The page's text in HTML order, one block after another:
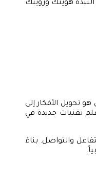
هويتك ورؤيتك
شغفي هو تحويل الأفكار إلى
تقنيات جديدة في
والتواصل. بناءً